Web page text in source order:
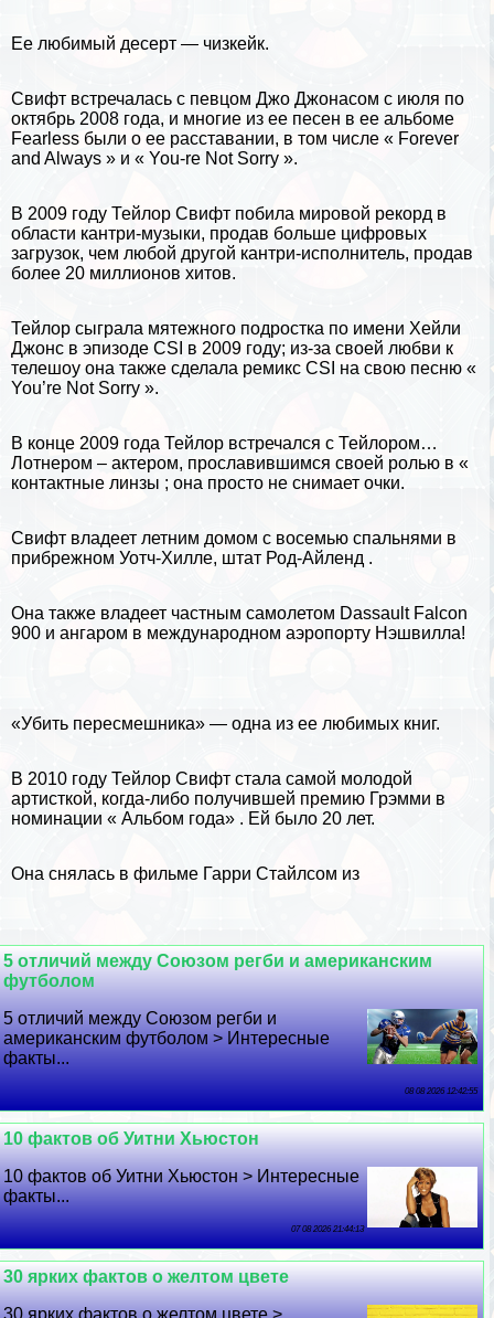
Ее любимый десерт — чизкейк.
Свифт встречалась с певцом Джо Джонасом с июля по
октябрь 2008 года, и многие из ее песен в ее альбоме
Fearless были о ее расставании, в том числе « Forever
and Always » и « You-re Not Sorry ».
В 2009 году Тейлор Свифт побила мировой рекорд в
области кантри-музыки, продав больше цифровых
загрузок, чем любой другой кантри-исполнитель, продав
более 20 миллионов хитов.
Тейлор сыграла мятежного подростка по имени Хейли
Джонс в эпизоде ​​CSI в 2009 году; из-за своей любви к
телешоу она также сделала ремикс CSI на свою песню «
You’re Not Sorry ».
В конце 2009 года Тейлор встречался с Тейлором…
Лотнером – актером, прославившимся своей ролью в «
контактные линзы ; она просто не снимает очки.
Свифт владеет летним домом с восемью спальнями в
прибрежном Уотч-Хилле, штат Род-Айленд .
Она также владеет частным самолетом Dassault Falcon
900 и ангаром в международном аэропорту Нэшвилла!
«Убить пересмешника» — одна из ее любимых книг.
В 2010 году Тейлор Свифт стала самой молодой
артисткой, когда-либо получившей премию Грэмми в
номинации « Альбом года» . Ей было 20 лет.
Она снялась в фильме Гарри Стайлсом из
5 отличий между Союзом регби и американским
футболом
5 отличий между Союзом регби и
американским футболом > Интересные
факты...
08 08 2026 12:42:55
10 фактов об Уитни Хьюстон
10 фактов об Уитни Хьюстон > Интересные
факты...
07 08 2026 21:44:13
30 ярких фактов о желтом цвете